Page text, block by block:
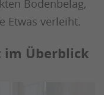
Bodenbelag,
Etwas verleiht.
im Überblick